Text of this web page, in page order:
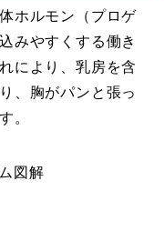
ホルモン（プロゲ
みやすくする働き
により、乳房を含
、胸がパンと張っ
。